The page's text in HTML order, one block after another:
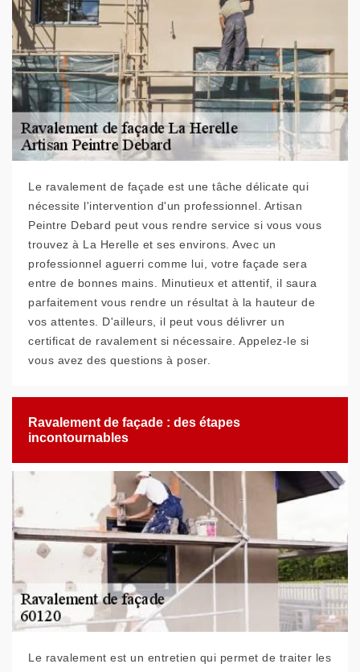
Le ravalement de façade est une tâche délicate qui
nécessite l'intervention d'un professionnel. Artisan
Peintre Debard peut vous rendre service si vous vous
trouvez à La Herelle et ses environs. Avec un
professionnel aguerri comme lui, votre façade sera
entre de bonnes mains. Minutieux et attentif, il saura
parfaitement vous rendre un résultat à la hauteur de
vos attentes. D'ailleurs, il peut vous délivrer un
certificat de ravalement si nécessaire. Appelez-le si
vous avez des questions à poser.
Ravalement de façade : des étapes
incontournables
Le ravalement est un entretien qui permet de traiter les